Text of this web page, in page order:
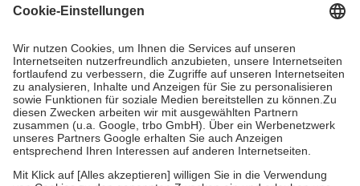
Grundsätzlich leisten Mitglieder Zuzahlungen in Höhe von zehn
höchstens zehn Euro.
Es sind jedoch nie mehr als die tatsächlichen
Kosten der Leistung zu entrichten.
Diese Regeln gelten grundsätzlich auch für Online-Apotheken.
Bei Heilmitteln und häuslicher Krankenpflege beträgt die
Zuzahlung zehn Prozent der Kosten sowie zehn Euro je
Verordnung.
Um das Engagement der Versicherten für ihre eigene Gesundheit zu
stärken und die besondere Stellung der Familie zu unterstützen,
fallenkeine Zuzahlungenan bei: